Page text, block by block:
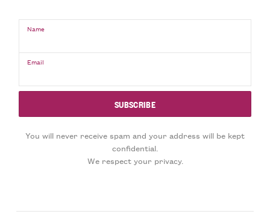
Name
Email
You will never receive spam and your address will be kept
confidential.
We respect your privacy.